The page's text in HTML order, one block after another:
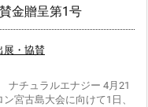
金贈呈第1号
展・協賛
チュラルエナジー 4月21
宮古島大会に向けて1日、